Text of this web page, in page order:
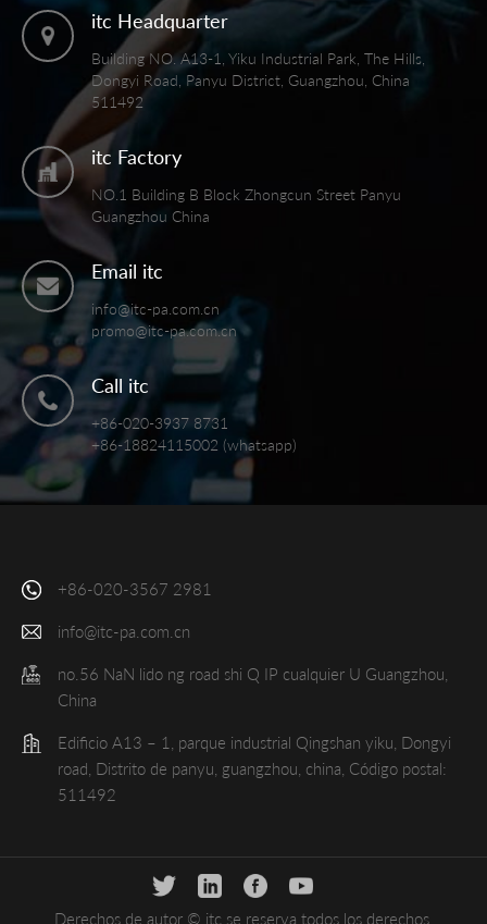
itc Headquarter
Building NO. A13-1, Yiku Industrial Park, The Hills,
Dongyi Road, Panyu District, Guangzhou, China
511492
itc Factory
NO.1 Building B Block Zhongcun Street Panyu
Guangzhou China
Email itc
info@itc-pa.com.cn
promo@itc-pa.com.cn
Call itc
+86-020-3937 8731
+86-18824115002 (whatsapp)
+86-020-3567 2981
info@itc-pa.com.cn
no.56 NaN lido ng road shi Q IP cualquier U Guangzhou,
China
Edificio A13 – 1, parque industrial Qingshan yiku, Dongyi
road, Distrito de panyu, guangzhou, china, Código postal:
511492
Derechos de autor © itc se reserva todos los derechos.